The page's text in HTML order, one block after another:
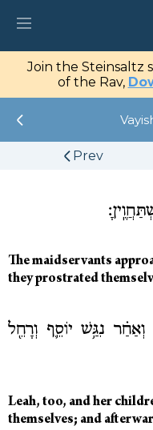
Center
Library
My Studies
Join the Steinsaltz
of the Rav,
Prev
The maidservants
they prostrated
וְאַחַ֗ר נִגַּ֥שׁ יוֹסֵ֛ף וְרָחֵ֖ל
Leah, too, and her
themselves; and